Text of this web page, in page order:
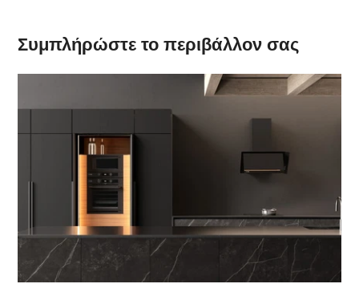
Συμπλήρώστε το περιβάλλον σας